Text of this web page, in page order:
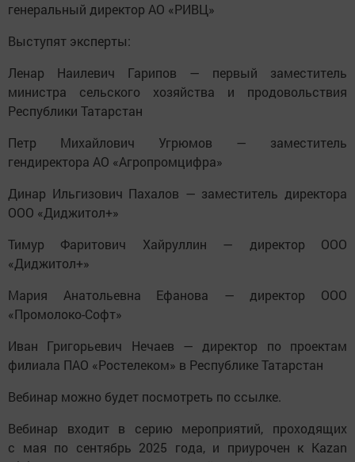
генеральный директор АО «РИВЦ»
Выступят эксперты:
Ленар Наилевич Гарипов — первый заместитель
министра сельского хозяйства и продовольствия
Республики Татарстан
Петр Михайлович Угрюмов — заместитель
гендиректора АО «Агропромцифра»
Динар Ильгизович Пахалов — заместитель директора
ООО «Диджитол+»
Тимур Фаритович Хайруллин — директор ООО
«Диджитол+»
Мария Анатольевна Ефанова — директор ООО
«Промолоко-Софт»
Иван Григорьевич Нечаев — директор по проектам
филиала ПАО «Ростелеком» в Республике Татарстан
Вебинар можно будет посмотреть по ссылке.
Вебинар входит в серию мероприятий, проходящих
с мая по сентябрь 2025 года, и приурочен к Kazan